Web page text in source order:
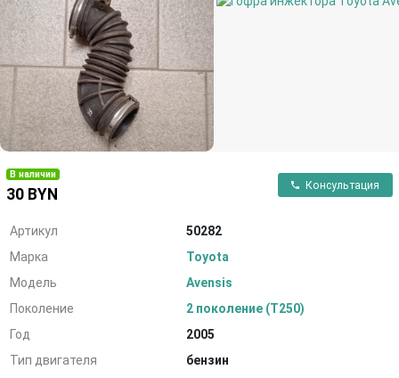
В наличии
30 BYN
Консультация
Артикул
50282
Марка
Toyota
Модель
Avensis
Поколение
2 поколение (T250)
Год
2005
Тип двигателя
бензин